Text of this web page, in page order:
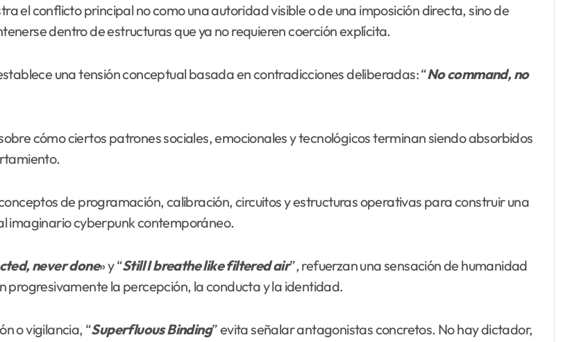
el conflicto principal no como una autoridad visible o de una imposición directa, sino de
dentro de estructuras que ya no requieren coerción explícita.
una tensión conceptual basada en contradicciones deliberadas: “No command, no
cómo ciertos patrones sociales, emocionales y tecnológicos terminan siendo absorbidos
de programación, calibración, circuitos y estructuras operativas para construir una
imaginario cyberpunk contemporáneo.
never done» y “Still I breathe likefiltered air”, refuerzan una sensación de humanidad
la percepción, la conducta y la identidad.
o vigilancia, “Superfluous Binding” evita señalar antagonistas concretos. No hay dictador,